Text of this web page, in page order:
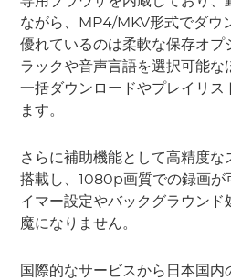
ながら、MP4/MKV形式でダウ
優れているのは柔軟な保存オプ
ラックや音声言語を選択可能
一括ダウンロードやプレイリス
ます。
さらに補助機能として高精度な
搭載し、1080p画質での録画が
イマー設定やバックグラウンド
魔になりません。
国際的なサービスから日本国内